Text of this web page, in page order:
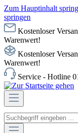
Zum Hauptinhalt
springen
Kostenloser
Warenwert!
Kostenloser
Warenwert!
Service - Hotline